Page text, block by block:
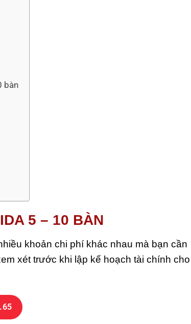
bàn
5 – 10 BÀN
khoản chi phí khác nhau mà bạn cần
xét trước khi lập kế hoạch tài chính cho